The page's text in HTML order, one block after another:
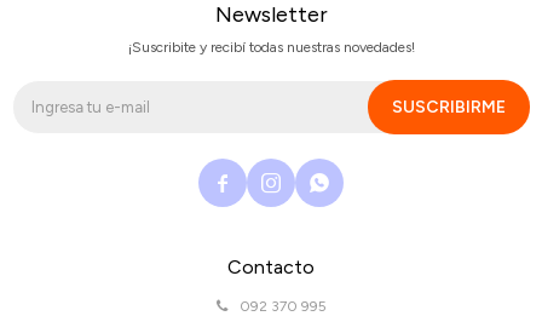
Contacto
092 370 995
Newsletter
¡Suscribite y recibí todas nuestras novedades!
SUSCRIBIRME
  